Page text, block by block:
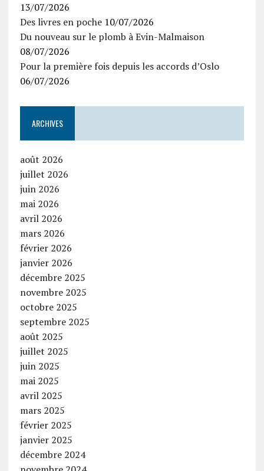
13/07/2026
Des livres en poche 10/07/2026
Du nouveau sur le plomb à Evin-Malmaison
08/07/2026
Pour la première fois depuis les accords d’Oslo
06/07/2026
ARCHIVES
août 2026
juillet 2026
juin 2026
mai 2026
avril 2026
mars 2026
février 2026
janvier 2026
décembre 2025
novembre 2025
octobre 2025
septembre 2025
août 2025
juillet 2025
juin 2025
mai 2025
avril 2025
mars 2025
février 2025
janvier 2025
décembre 2024